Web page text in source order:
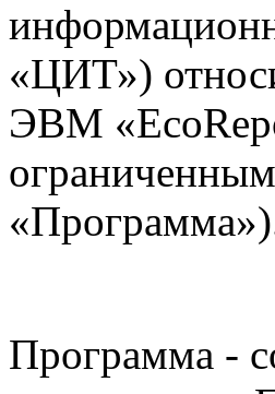
«ЦИТ»)
ЭВМ
Программа -